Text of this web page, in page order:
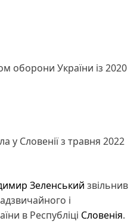
оборони України із 2020
у Словенії з травня 2022
Зеленський звільнив
і
в Республіці Словенія.